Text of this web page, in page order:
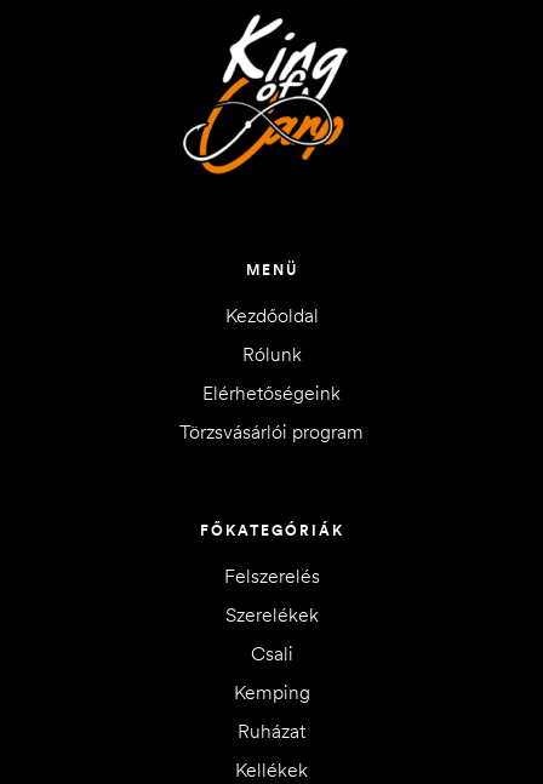
MENÜ
Kezdőoldal
Rólunk
Elérhetőségeink
Törzsvásárlói program
FŐKATEGÓRIÁK
Felszerelés
Szerelékek
Csali
Kemping
Ruházat
Kellékek